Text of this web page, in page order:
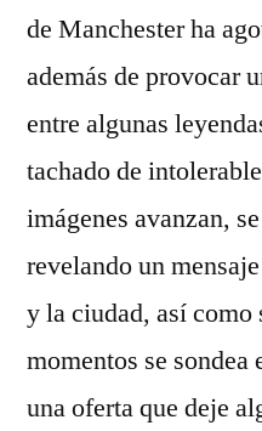
de Manchester ha
además de provocar
entre algunas
tachado de
imágenes avanzan,
revelando un
y la ciudad, así como
momentos se sondea
una oferta que deje